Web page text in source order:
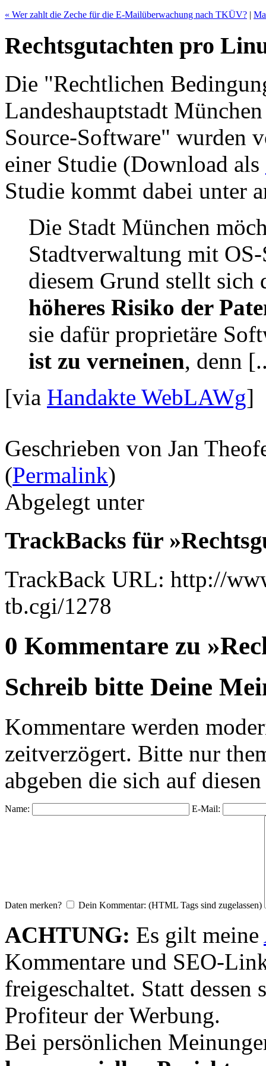
« Wer zahlt die Zeche für die E-Mailüberwachung nach TKÜV? |
Rechtsgutachten pro
Die "Rechtlichen
Landeshauptstadt
Source-Software" wurden
einer Studie (Download als
Studie kommt dabei unter
Die Stadt München
Stadtverwaltung mit
diesem Grund stellt sich
höheres Risiko der
sie dafür proprietäre
ist zu verneinen, denn
[via Handakte WebLAWg]
Geschrieben von Jan
(Permalink)
Abgelegt unter
TrackBacks für
TrackBack URL: http://
tb.cgi/1278
0 Kommentare zu
Schreib bitte Deine
Kommentare werden
zeitverzögert. Bitte nur
abgeben die sich auf
Name: E-Mail:
Daten merken? Dein Kommentar: (HTML Tags sind zugelassen)
ACHTUNG: Es gilt meine
Kommentare und SEO-
freigeschaltet. Statt dessen
Profiteur der Werbung.
Bei persönlichen